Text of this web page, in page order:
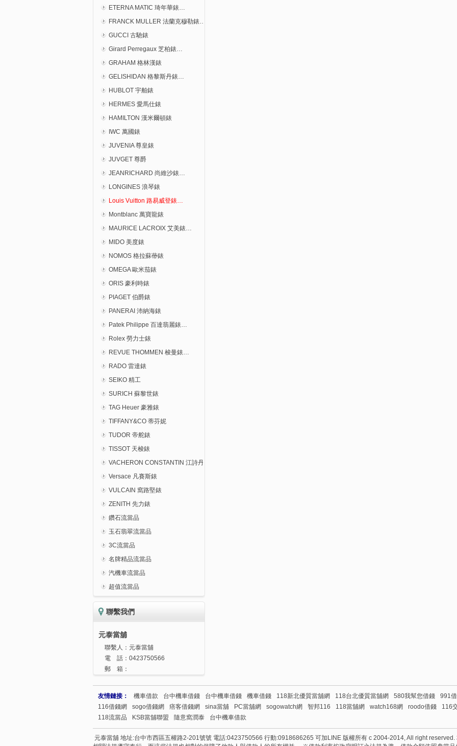
ETERNA MATIC 琦年華錶…
FRANCK MULLER 法蘭克穆勒錶…
GUCCI 古馳錶
Girard Perregaux 芝柏錶…
GRAHAM 格林漢錶
GELISHIDAN 格黎斯丹錶…
HUBLOT 宇舶錶
HERMES 愛馬仕錶
HAMILTON 漢米爾頓錶
IWC 萬國錶
JUVENIA 尊皇錶
JUVGET 尊爵
JEANRICHARD 尚維沙錶…
LONGINES 浪琴錶
Louis Vuitton 路易威登錶…
Montblanc 萬寶龍錶
MAURICE LACROIX 艾美錶…
MIDO 美度錶
NOMOS 格拉蘇蔕錶
OMEGA 歐米茄錶
ORIS 豪利時錶
PIAGET 伯爵錶
PANERAI 沛納海錶
Patek Philippe 百達翡麗錶…
Rolex 勞力士錶
REVUE THOMMEN 梭曼錶…
RADO 雷達錶
SEIKO 精工
SURICH 蘇黎世錶
TAG Heuer 豪雅錶
TIFFANY&CO 蒂芬妮
TUDOR 帝舵錶
TISSOT 天梭錶
VACHERON CONSTANTIN 江詩丹頓錶…
Versace 凡賽斯錶
VULCAIN 窩路堅錶
ZENITH 先力錶
鑽石流當品
玉石翡翠流當品
3C流當品
名牌精品流當品
汽機車流當品
超值流當品
聯繫我們
元泰當舖
聯繫人： 元泰當舖
電 話： 0423750566
郵 箱：
友情鏈接： 機車借款 台中機車借錢 台中機車借錢 機車借錢 118新北優質當舖網 118台北優質當舖網 580我幫您借錢 991
116借錢網
sogo借錢網 痞客借錢網 sina當舖 PC當舖網 sogowatch網 智邦116 118當舖網 watch168網 roodo借錢 116
118流當品
KSB當舖聯盟 隨意窩潤泰 台中機車借款
元泰當舖 地址:台中市西區五權路2-201號號 電話:0423750566 行動:0918686265 可加LINE 版權所有 c 2004-2014, All right